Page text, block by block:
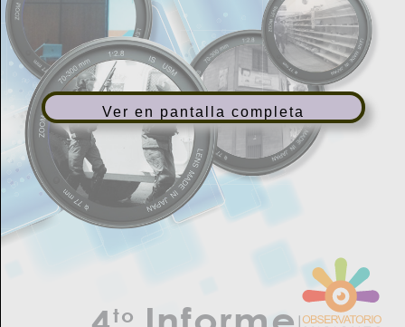
Ver en pantalla completa